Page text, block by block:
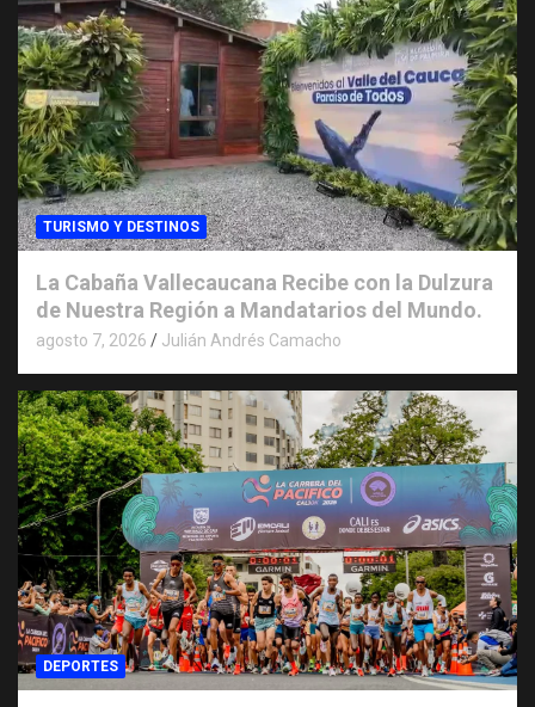
TURISMO Y DESTINOS
La Cabaña Vallecaucana Recibe con la Dulzura
de Nuestra Región a Mandatarios del Mundo.
agosto 7, 2026 Julián Andrés Camacho
DEPORTES